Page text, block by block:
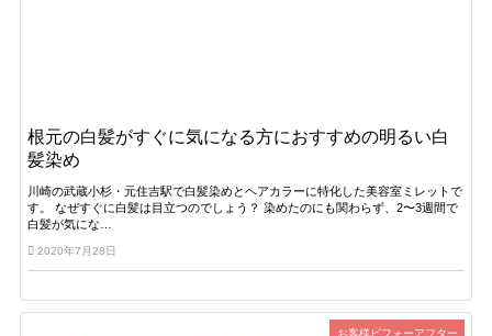
根元の白髪がすぐに気になる方におすすめの明るい白
髪染め
川崎の武蔵小杉・元住吉駅で白髪染めとヘアカラーに特化した美容室ミレットで
す。 なぜすぐに白髪は目立つのでしょう？ 染めたのにも関わらず、2〜3週間で
白髪が気にな…
2020年7月28日
お客様ビフォーアフター